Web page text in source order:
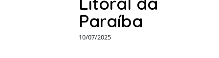
Paraíba
10/07/2025